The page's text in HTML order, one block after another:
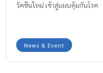
วัคซีนใหม่ เข้าสู่แผนคุ้มกันโรค
News & Event